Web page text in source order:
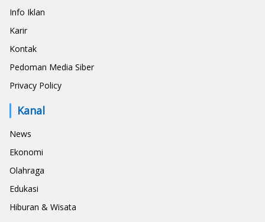
Info Iklan
Karir
Kontak
Pedoman Media Siber
Privacy Policy
Kanal
News
Ekonomi
Olahraga
Edukasi
Hiburan & Wisata